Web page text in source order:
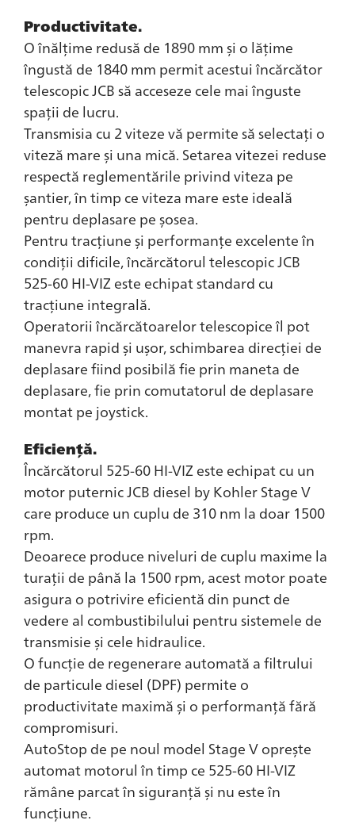
Productivitate.
O înălțime redusă de 1890 mm și o lățime
îngustă de 1840 mm permit acestui încărcător
telescopic JCB să acceseze cele mai înguste
spații de lucru.
Transmisia cu 2 viteze vă permite să selectați o
viteză mare și una mică. Setarea vitezei reduse
respectă reglementările privind viteza pe
șantier, în timp ce viteza mare este ideală
pentru deplasare pe șosea.
Pentru tracțiune și performanțe excelente în
condiții dificile, încărcătorul telescopic JCB
525-60 HI-VIZ este echipat standard cu
tracțiune integrală.
Operatorii încărcătoarelor telescopice îl pot
manevra rapid și ușor, schimbarea direcției de
deplasare fiind posibilă fie prin maneta de
deplasare, fie prin comutatorul de deplasare
montat pe joystick.
Eficiență.
Încărcătorul 525-60 HI-VIZ este echipat cu un
motor puternic JCB diesel by Kohler Stage V
care produce un cuplu de 310 nm la doar 1500
rpm.
Deoarece produce niveluri de cuplu maxime la
turații de până la 1500 rpm, acest motor poate
asigura o potrivire eficientă din punct de
vedere al combustibilului pentru sistemele de
transmisie și cele hidraulice.
O funcție de regenerare automată a filtrului
de particule diesel (DPF) permite o
productivitate maximă și o performanță fără
compromisuri.
AutoStop de pe noul model Stage V oprește
automat motorul în timp ce 525-60 HI-VIZ
rămâne parcat în siguranță și nu este în
funcțiune.